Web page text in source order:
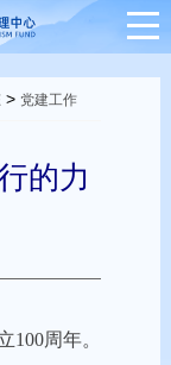
> 党建工作
的力
100周年。